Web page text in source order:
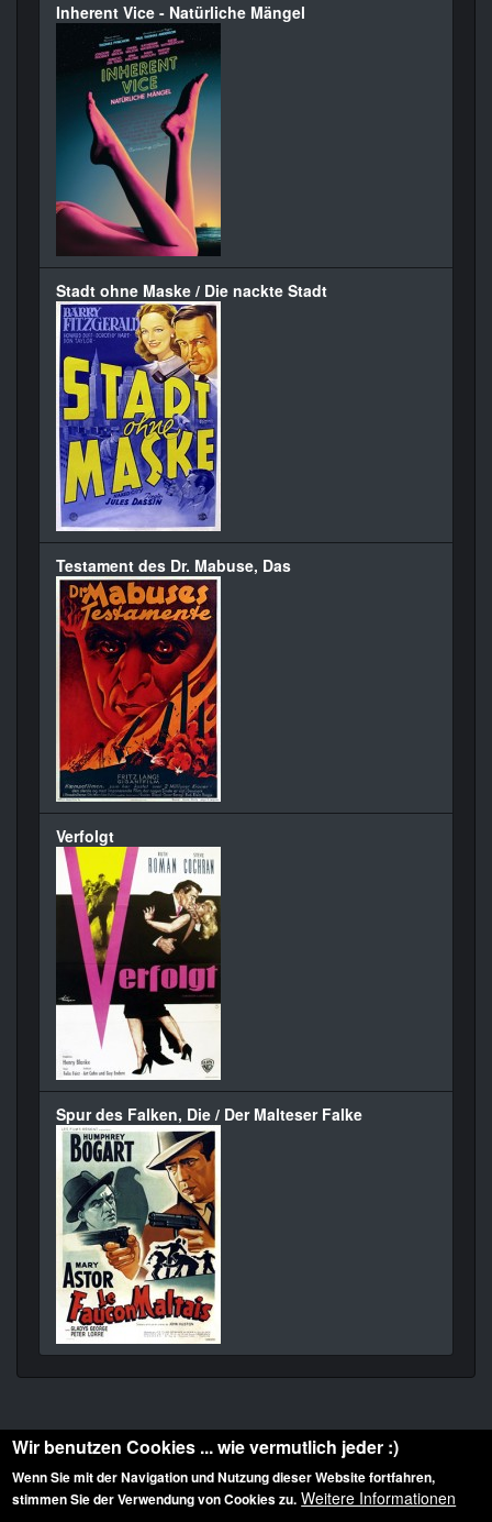
Inherent Vice - Natürliche Mängel
Stadt ohne Maske / Die nackte Stadt
Testament des Dr. Mabuse, Das
Verfolgt
Spur des Falken, Die / Der Malteser Falke
Diese Website ist urheberrechtlich geschützt: © 2010-2026 der Film Noir de. Alle
Wir benutzen Cookies ... wie vermutlich jeder :)
Wenn Sie mit der Navigation und Nutzung dieser Website fortfahren,
stimmen Sie der Verwendung von Cookies zu. Weitere Informationen